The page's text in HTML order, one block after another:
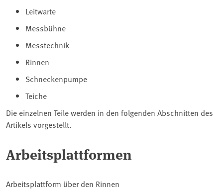
Leitwarte
Messbühne
Messtechnik
Rinnen
Schneckenpumpe
Teiche
Die einzelnen Teile werden in den folgenden Abschnitten des
Artikels vorgestellt.
Arbeitsplattformen
Arbeitsplattform über den Rinnen